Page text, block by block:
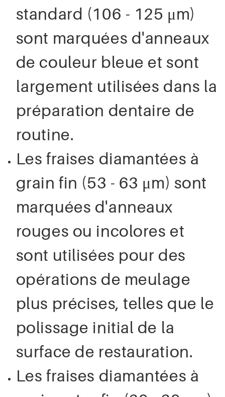
standard (106 - 125 μm)
sont marquées d'anneaux
de couleur bleue et sont
largement utilisées dans la
préparation dentaire de
routine.
Les fraises diamantées à
grain fin (53 - 63 μm) sont
marquées d'anneaux
rouges ou incolores et
sont utilisées pour des
opérations de meulage
plus précises, telles que le
polissage initial de la
surface de restauration.
Les fraises diamantées à